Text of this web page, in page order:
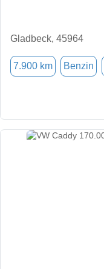
Gladbeck, 45964
7.900 km Benzin